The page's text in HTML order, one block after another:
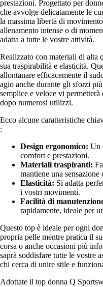
prestazioni. Progettato per
che avvolge delicatamente le
la massima libertà di
allenamento intense o di
adatta a tutte le vostre attività.
Realizzato con materiali di alta
sua traspirabilità e elasticità.
allontanare efficacemente il
agio anche durante gli sforzi
semplice e veloce vi
dopo numerosi utilizzi.
Ecco alcune caratteristiche
:
Design ergonomico: Un
comfort e prestazioni.
Materiali traspiranti:
mantiene una sensazione
Elasticità: Si adatta
i vostri movimenti.
Facilità di
rapidamente, ideale per
Questo top è ideale per ogni
propria pelle mentre pratica il
corsa o anche occasioni più
saprà soddisfare tutte le vostre
chi cerca di unire stile e
Adottate il top donna Q